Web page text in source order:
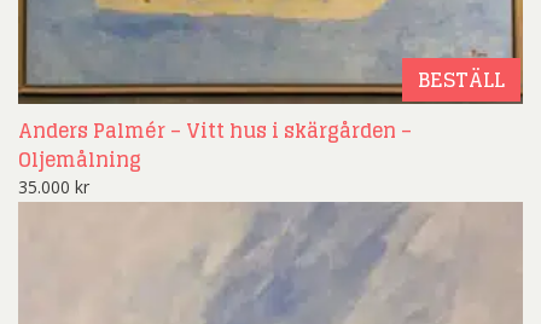
BESTÄLL
Anders Palmér – Vitt hus i skärgården –
Oljemålning
35.000 kr